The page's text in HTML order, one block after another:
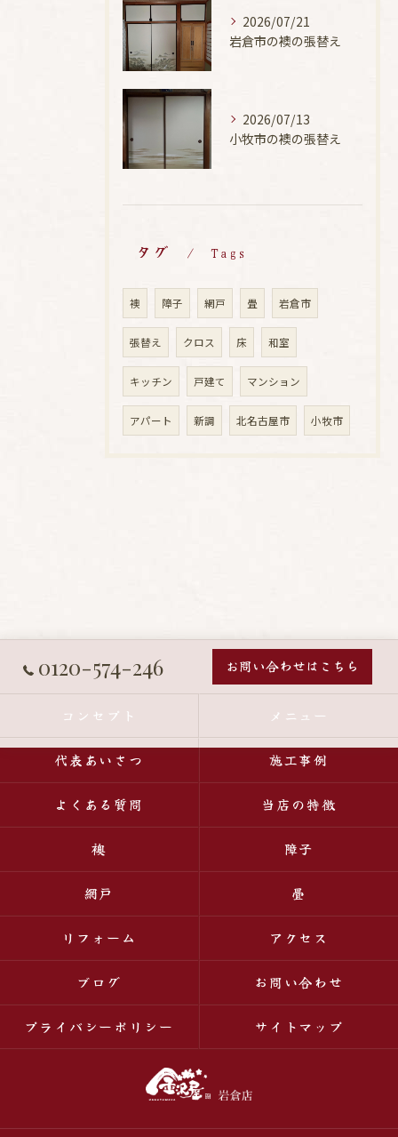
2026/07/21
岩倉市の襖の張替え
2026/07/13
小牧市の襖の張替え
タグ Tags
襖 障子 網戸 畳 岩倉市
張替え クロス 床 和室
キッチン 戸建て マンション
アパート 新調 北名古屋市 小牧市
0120-574-246 お問い合わせはこちら
コンセプト メニュー
代表あいさつ 施工事例
よくある質問 当店の特徴
襖 障子
網戸 畳
リフォーム アクセス
ブログ お問い合わせ
プライバシーポリシー サイトマップ